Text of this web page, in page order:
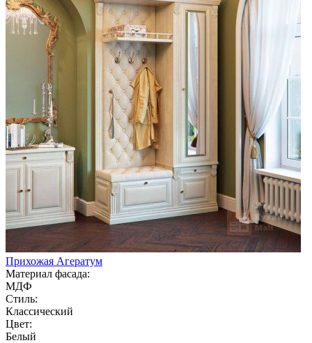
Прихожая Агератум
Материал фасада:
МДФ
Стиль:
Классический
Цвет:
Белый